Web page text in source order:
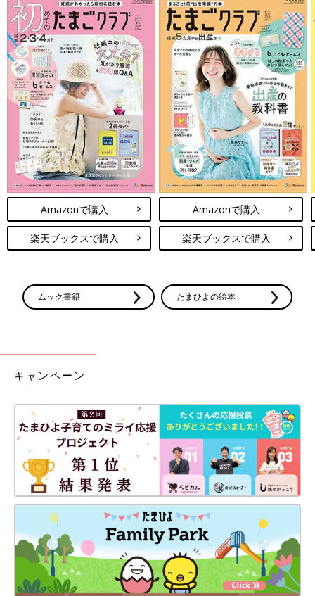
Amazonで購入
楽天ブックスで購入
Amazonで購入
楽天ブックスで購入
ムック書籍 たまひよの絵本
キャンペーン